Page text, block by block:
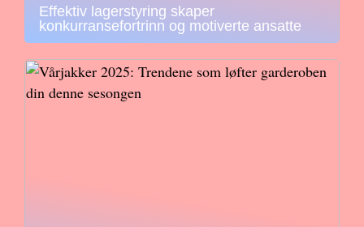
Effektiv lagerstyring skaper
konkurransefortrinn og motiverte ansatte